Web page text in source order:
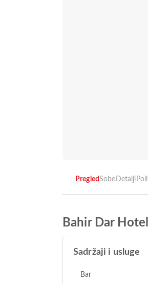
PregledSobe Detalji
Bahir Dar
Sadržaji i usluge
Bar